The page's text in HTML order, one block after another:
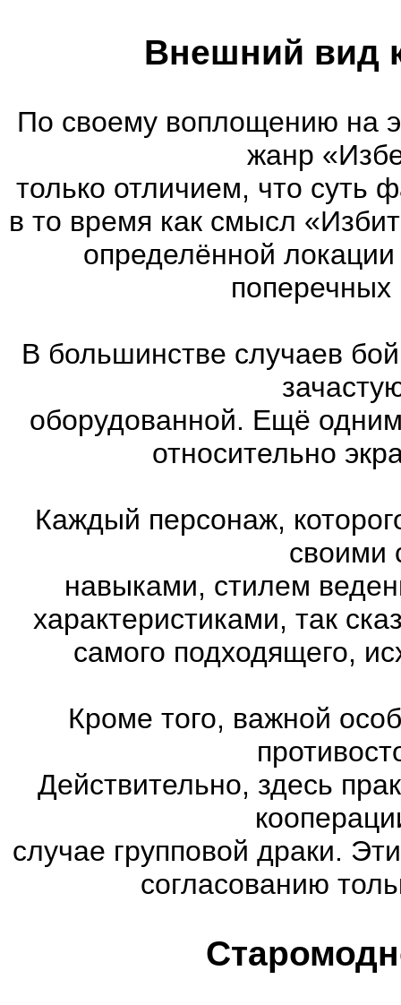
Внешний вид
По своему воплощению на
жанр
только отличием, что суть
в то время как смысл
определённой
В большинстве случаев
оборудованной. Ещё
относительно
Каждый персонаж,
своими
навыками, стилем
характеристиками, так
самого подходящего,
Кроме того, важной
Действительно, здесь
случае групповой драки.
согласованию